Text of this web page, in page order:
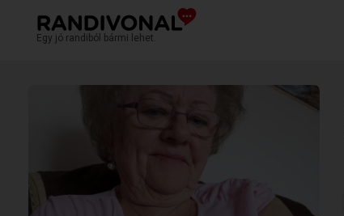
Egy jó randiból bármi lehet.